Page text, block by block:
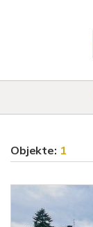
Objekte: 1